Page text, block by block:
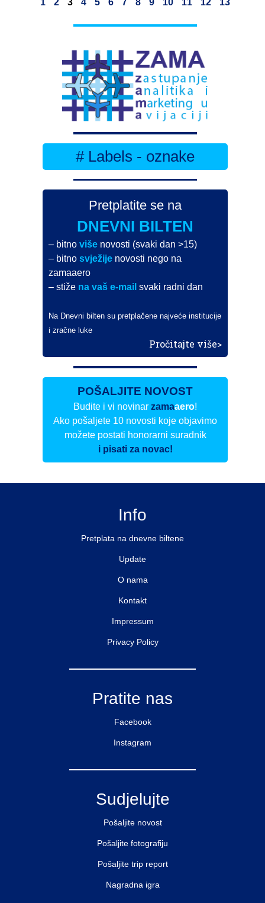
1 2 3 4 5 6 7 8 9 10 11 12 13
# Labels - oznake
Pretplatite se na
DNEVNI BILTEN
– bitno višenovosti (svaki dan >15)
– bitno svježijenovosti nego na
zamaaero
– stiže na vaš e-mail svaki radni dan
Na Dnevni bilten su pretplačene najveće institucije
i zračne luke
Pročitajte više>
POŠALJITE NOVOST
Budite i vi novinar zamaaero!
Ako pošaljete 10 novosti koje objavimo
možete postati honorarni suradnik
i pisati za novac!
Info
Pretplata na dnevne biltene
Update
O nama
Kontakt
Impressum
Privacy Policy
Pratite nas
Facebook
Instagram
Sudjelujte
Pošaljite novost
Pošaljite fotografiju
Pošaljite trip report
Nagradna igra